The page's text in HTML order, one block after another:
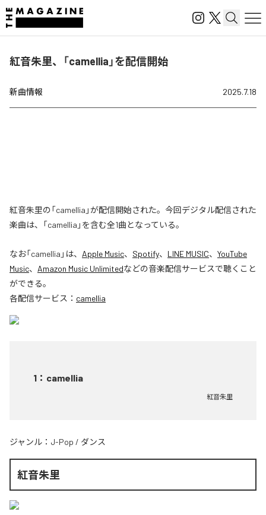
紅音朱里、「camellia」を配信開始
新曲情報 2025.7.18
紅音朱里の「camellia」が配信開始された。今回デジタル配信された
楽曲は、「camellia」を含む全1曲となっている。
なお「camellia 」は、 Apple Music、 Spotify、 LINE MUSIC、 YouTube
Music、 Amazon Music Unlimitedなどの音楽配信サービスで聴くこと
ができる。
各配信サービス： camellia
1 ： camellia
紅音朱里
ジャンル： J-Pop / ダンス
紅音朱里